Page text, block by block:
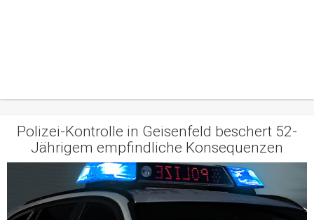
Polizei-Kontrolle in Geisenfeld beschert 52-
Jährigem empfindliche Konsequenzen